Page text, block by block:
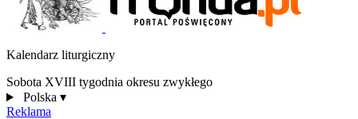
Kalendarz liturgiczny
Sobota XVIII tygodnia okresu zwykłego
Polska ▾
Reklama